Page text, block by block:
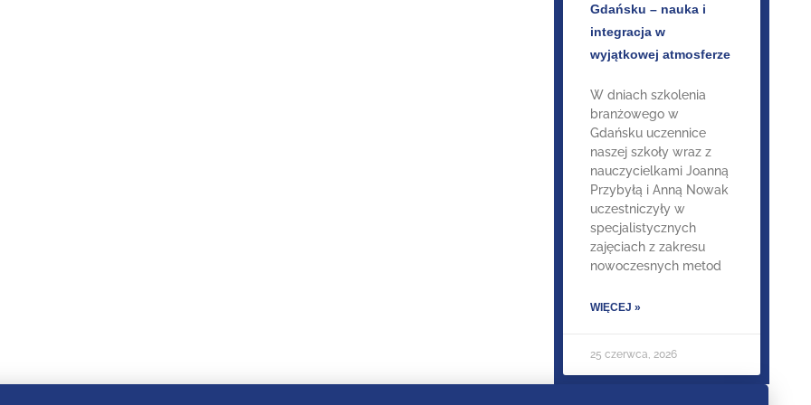
Gdańsku – nauka i
integracja w
wyjątkowej atmosferze
W dniach szkolenia
branżowego w
Gdańsku uczennice
naszej szkoły wraz z
nauczycielkami Joanną
Przybyłą i Anną Nowak
uczestniczyły w
specjalistycznych
zajęciach z zakresu
nowoczesnych metod
WIĘCEJ »
25 czerwca, 2026